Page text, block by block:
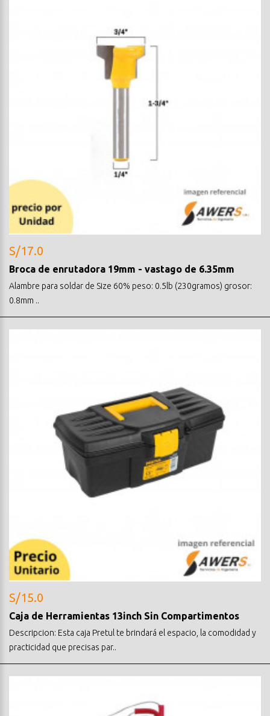
S/17.0
Broca de enrutadora 19mm - vastago de 6.35mm
Alambre para soldar de Size 60% peso: 0.5lb (230gramos) grosor:
0.8mm ..
S/15.0
Caja de Herramientas 13inch Sin Compartimentos
Descripcion: Esta caja Pretul te brindará el espacio, la comodidad y
practicidad que precisas par..